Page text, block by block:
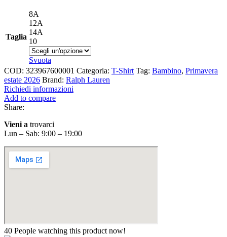
Taglia
8A
12A
14A
10
Svuota
COD: 323967600001 Categoria: T-Shirt Tag: Bambino, Primavera
estate 2026 Brand: Ralph Lauren
Richiedi informazioni
Add to compare
Share:
Vieni a trovarci
Lun – Sab: 9:00 – 19:00
40 People watching this product now!